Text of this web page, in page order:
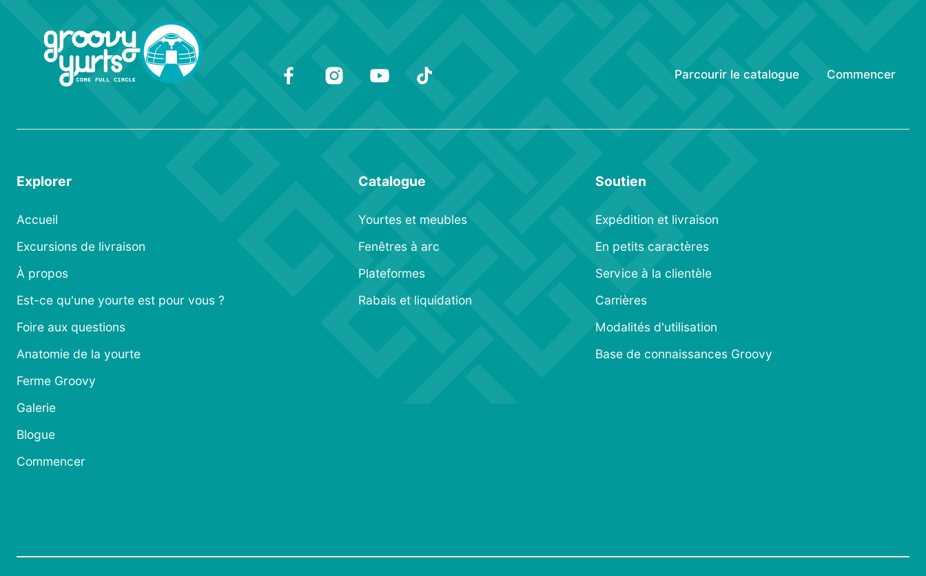
Parcourir le catalogue Commencer
Explorer
Accueil
Excursions de livraison
À propos
Est-ce qu'une yourte est pour vous ?
Foire aux questions
Anatomie de la yourte
Ferme Groovy
Galerie
Blogue
Commencer
Catalogue
Yourtes et meubles
Fenêtres à arc
Plateformes
Rabais et liquidation
Soutien
Expédition et livraison
En petits caractères
Service à la clientèle
Carrières
Modalités d'utilisation
Base de connaissances Groovy